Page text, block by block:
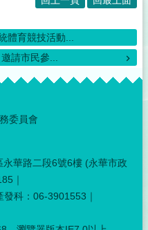
體育競技活動...
請市民參...
委員會
華路二段6號6樓 (永華市政
｜
科：06-3901553｜